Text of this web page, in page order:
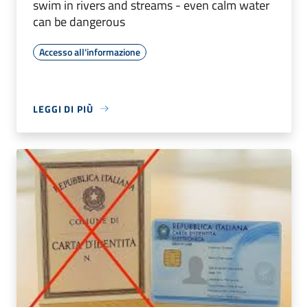
swim in rivers and streams - even calm water
can be dangerous
Accesso all'informazione
LEGGI DI PIÙ